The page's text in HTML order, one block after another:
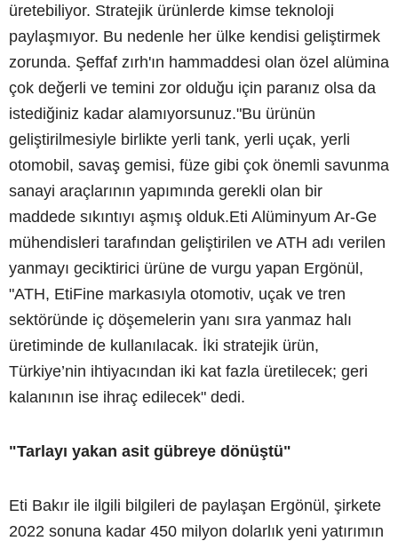
üretebiliyor. Stratejik ürünlerde kimse teknoloji
paylaşmıyor. Bu nedenle her ülke kendisi geliştirmek
zorunda. Şeffaf zırh'ın hammaddesi olan özel alümina
çok değerli ve temini zor olduğu için paranız olsa da
istediğiniz kadar alamıyorsunuz."Bu ürünün
geliştirilmesiyle birlikte yerli tank, yerli uçak, yerli
otomobil, savaş gemisi, füze gibi çok önemli savunma
sanayi araçlarının yapımında gerekli olan bir
maddede sıkıntıyı aşmış olduk.Eti Alüminyum Ar-Ge
mühendisleri tarafından geliştirilen ve ATH adı verilen
yanmayı geciktirici ürüne de vurgu yapan Ergönül,
"ATH, EtiFine markasıyla otomotiv, uçak ve tren
sektöründe iç döşemelerin yanı sıra yanmaz halı
üretiminde de kullanılacak. İki stratejik ürün,
Türkiye’nin ihtiyacından iki kat fazla üretilecek; geri
kalanının ise ihraç edilecek" dedi.
"Tarlayı yakan asit gübreye dönüştü"
Eti Bakır ile ilgili bilgileri de paylaşan Ergönül, şirkete
2022 sonuna kadar 450 milyon dolarlık yeni yatırımın